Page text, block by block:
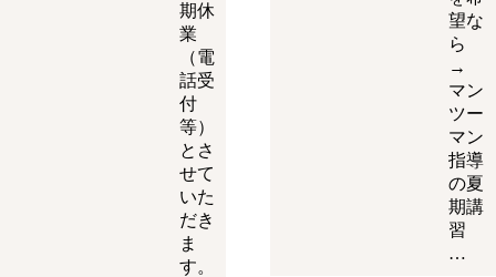
期休
業
（電
話受
付
等）
とさ
せて
いた
だき
ま
す。
望な
ら
→
マン
ツー
マン
指導
の夏
期講
習
…